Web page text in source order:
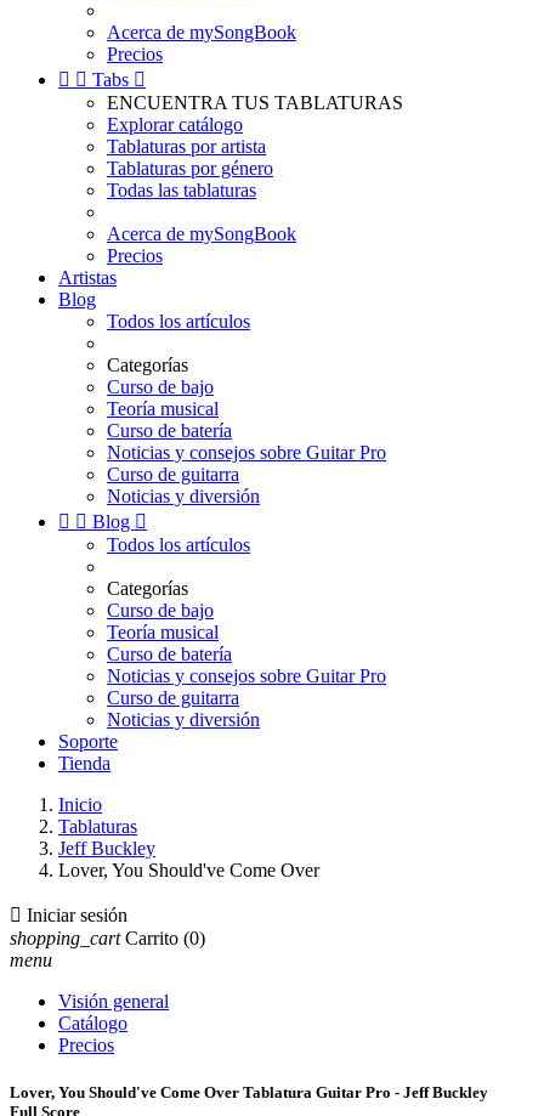
Acerca de mySongBook
Precios
  Tabs 
ENCUENTRA TUS TABLATURAS
Explorar catálogo
Tablaturas por artista
Tablaturas por género
Todas las tablaturas
Acerca de mySongBook
Precios
Artistas
Blog
Todos los artículos
Categorías
Curso de bajo
Teoría musical
Curso de batería
Noticias y consejos sobre Guitar Pro
Curso de guitarra
Noticias y diversión
  Blog 
Todos los artículos
Categorías
Curso de bajo
Teoría musical
Curso de batería
Noticias y consejos sobre Guitar Pro
Curso de guitarra
Noticias y diversión
Soporte
Tienda
Inicio
Tablaturas
Jeff Buckley
Lover, You Should've Come Over
 Iniciar sesión
shopping_cart Carrito (0)
menu
Visión general
Catálogo
Precios
Lover, You Should've Come Over Tablatura Guitar Pro - Jeff Buckley
Full Score